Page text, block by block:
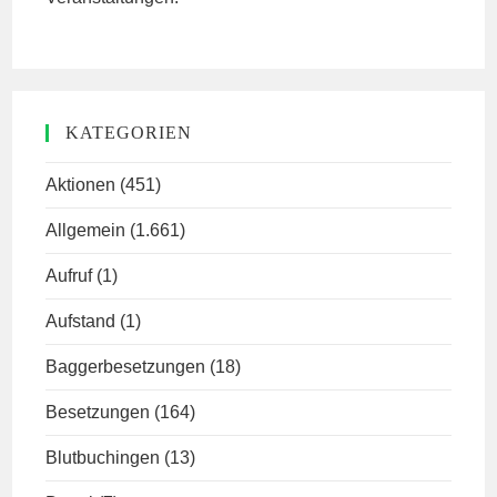
KATEGORIEN
Aktionen (451)
Allgemein (1.661)
Aufruf (1)
Aufstand (1)
Baggerbesetzungen (18)
Besetzungen (164)
Blutbuchingen (13)